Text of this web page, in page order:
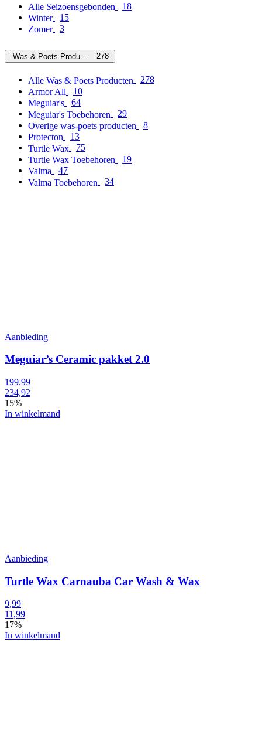
Alle Seizoensgebonden
18
Winter
15
Zomer
3
Was & Poets Producten 278
Alle Was & Poets Producten
278
Armor All
10
Meguiar's
64
Meguiar's Toebehoren
29
Overige was-poets producten
8
Protecton
13
Turtle Wax
75
Turtle Wax Toebehoren
19
Valma
47
Valma Toebehoren
34
Aanbieding
Meguiar’s Ceramic pakket 2.0
199,99
234,92
15%
In winkelmand
Aanbieding
Turtle Wax Carnauba Car Wash & Wax
9,99
11,99
17%
In winkelmand